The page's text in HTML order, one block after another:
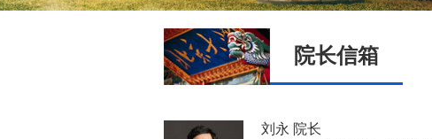
院长信箱
刘永 院长